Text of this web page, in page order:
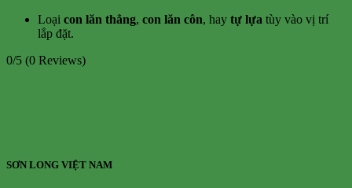
Loại con lăn thẳng, con lăn côn, hay tự lựa tùy vào vị trí
lắp đặt.
0/5 (0 Reviews)
SƠN LONG VIỆT NAM